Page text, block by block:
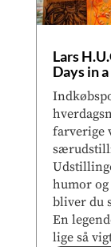
Lars
Days in
farverige
humor
bliver du
En
lige så